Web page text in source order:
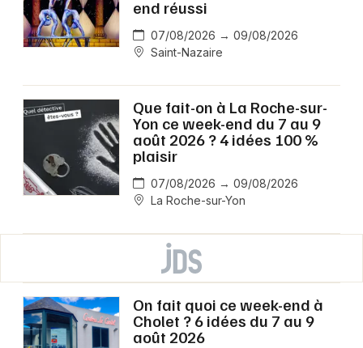
end réussi
07/08/2026 → 09/08/2026
Saint-Nazaire
Que fait-on à La Roche-sur-
Yon ce week-end du 7 au 9
août 2026 ? 4 idées 100 %
plaisir
07/08/2026 → 09/08/2026
La Roche-sur-Yon
On fait quoi ce week-end à
Cholet ? 6 idées du 7 au 9
août 2026